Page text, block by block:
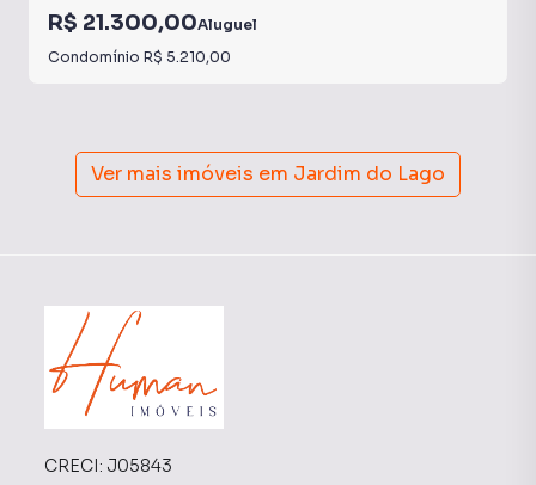
R$ 21.300,00Aluguel
Condomínio R$ 5.210,00
Ver mais imóveis em Jardim do Lago
CRECI: J05843